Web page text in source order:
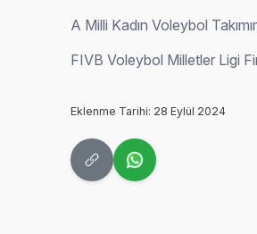
A Milli Kadın Voleybol
FIVB Voleybol Milletler Ligi
Eklenme Tarihi: 28 Eylül 2024